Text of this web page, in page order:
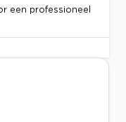
een professioneel